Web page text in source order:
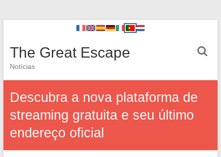
The Great Escape
Notícias
Descubra a nova plataforma de
streaming gratuita e seu último
endereço oficial